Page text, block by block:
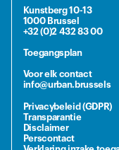
Kunstberg 10-13
1000 Brussel
+32 (0)2 432 83 00
Toegangsplan
Voor elk contact
info@urban.brussels
Privacybeleid (GDPR)
Transparantie
Disclaimer
Perscontact